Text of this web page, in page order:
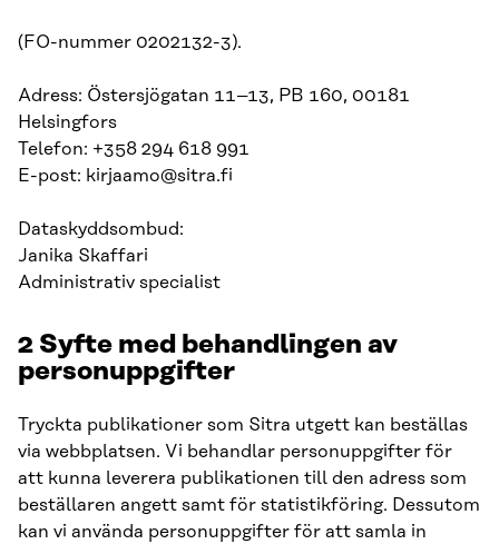
(FO-nummer 0202132-3).
Adress: Östersjögatan 11–13, PB 160, 00181
Helsingfors
Telefon: +358 294 618 991
E-post: kirjaamo@sitra.fi
Dataskyddsombud:
Janika Skaffari
Administrativ specialist
2 Syfte med behandlingen av
personuppgifter
Tryckta publikationer som Sitra utgett kan beställas
via webbplatsen. Vi behandlar personuppgifter för
att kunna leverera publikationen till den adress som
beställaren angett samt för statistikföring. Dessutom
kan vi använda personuppgifter för att samla in